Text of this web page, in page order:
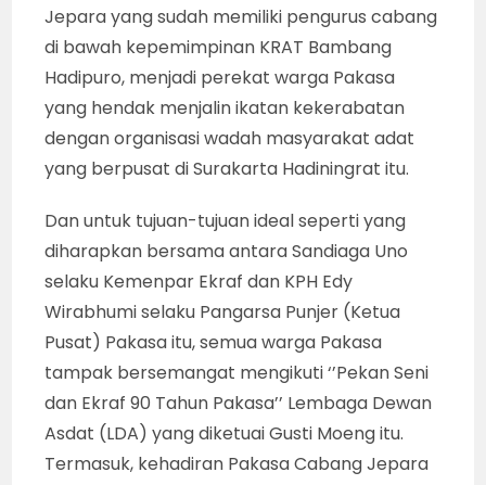
Jepara yang sudah memiliki pengurus cabang
di bawah kepemimpinan KRAT Bambang
Hadipuro, menjadi perekat warga Pakasa
yang hendak menjalin ikatan kekerabatan
dengan organisasi wadah masyarakat adat
yang berpusat di Surakarta Hadiningrat itu.
Dan untuk tujuan-tujuan ideal seperti yang
diharapkan bersama antara Sandiaga Uno
selaku Kemenpar Ekraf dan KPH Edy
Wirabhumi selaku Pangarsa Punjer (Ketua
Pusat) Pakasa itu, semua warga Pakasa
tampak bersemangat mengikuti ‘’Pekan Seni
dan Ekraf 90 Tahun Pakasa’’ Lembaga Dewan
Asdat (LDA) yang diketuai Gusti Moeng itu.
Termasuk, kehadiran Pakasa Cabang Jepara